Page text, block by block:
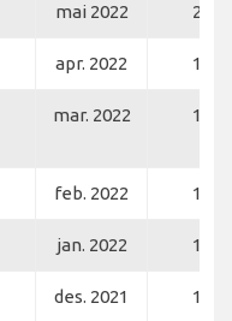
mai 2022 2
apr. 2022 1
mar. 2022 1
feb. 2022 1
jan. 2022 1
des. 2021 1